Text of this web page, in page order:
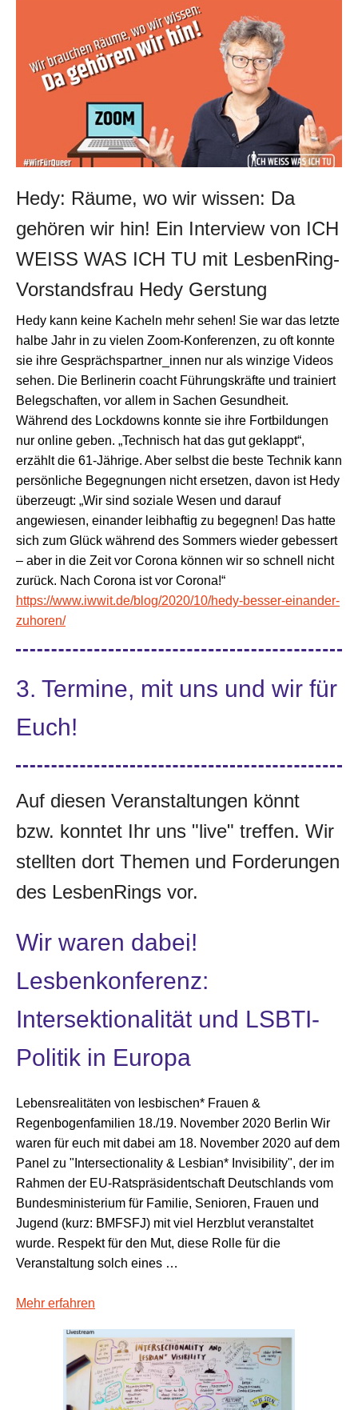
Hedy: Räume, wo wir wissen: Da
gehören wir hin! Ein Interview von ICH
WEISS WAS ICH TU mit LesbenRing-
Vorstandsfrau Hedy Gerstung
Hedy kann keine Kacheln mehr sehen! Sie war das letzte
halbe Jahr in zu vielen Zoom-Konferenzen, zu oft konnte
sie ihre Gesprächspartner_innen nur als winzige Videos
sehen. Die Berlinerin coacht Führungskräfte und trainiert
Belegschaften, vor allem in Sachen Gesundheit.
Während des Lockdowns konnte sie ihre Fortbildungen
nur online geben. „Technisch hat das gut geklappt“,
erzählt die 61-Jährige. Aber selbst die beste Technik kann
persönliche Begegnungen nicht ersetzen, davon ist Hedy
überzeugt: „Wir sind soziale Wesen und darauf
angewiesen, einander leibhaftig zu begegnen! Das hatte
sich zum Glück während des Sommers wieder gebessert
– aber in die Zeit vor Corona können wir so schnell nicht
zurück. Nach Corona ist vor Corona!“
https://www.iwwit.de/blog/2020/10/hedy-besser-einander-
zuhoren/
3. Termine, mit uns und wir für
Euch!
Auf diesen Veranstaltungen könnt
bzw. konntet Ihr uns "live" treffen. Wir
stellten dort Themen und Forderungen
des LesbenRings vor.
Wir waren dabei!
Lesbenkonferenz:
Intersektionalität und LSBTI-
Politik in Europa
Lebensrealitäten von lesbischen* Frauen &
Regenbogenfamilien 18./19. November 2020 Berlin Wir
waren für euch mit dabei am 18. November 2020 auf dem
Panel zu "Intersectionality & Lesbian* Invisibility", der im
Rahmen der EU-Ratspräsidentschaft Deutschlands vom
Bundesministerium für Familie, Senioren, Frauen und
Jugend (kurz: BMFSFJ) mit viel Herzblut veranstaltet
wurde. Respekt für den Mut, diese Rolle für die
Veranstaltung solch eines …
Mehr erfahren